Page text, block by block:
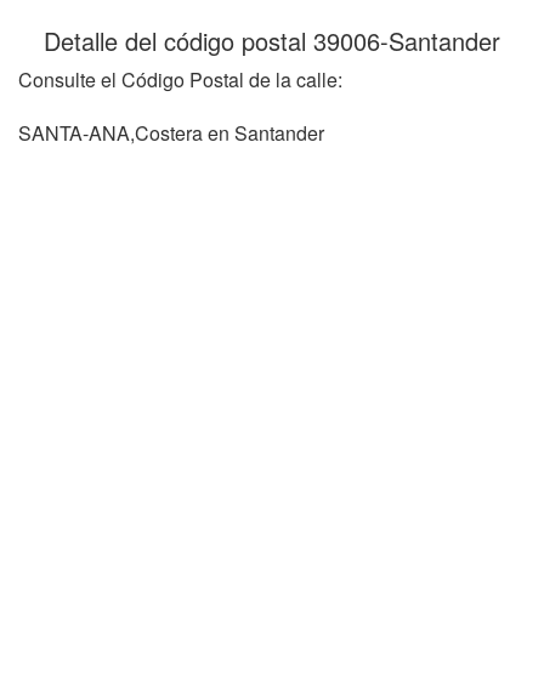
Detalle del código postal 39006-Santander
Consulte el Código Postal de la calle:
SANTA-ANA,Costera en Santander